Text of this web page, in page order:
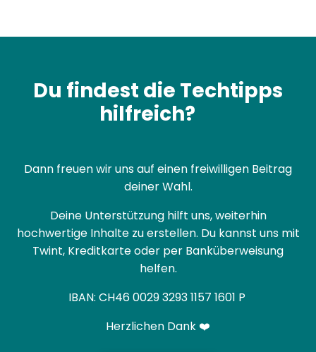
Du findest die Techtipps
hilfreich?
Dann freuen wir uns auf einen freiwilligen Beitrag
deiner Wahl.
Deine Unterstützung hilft uns, weiterhin
hochwertige Inhalte zu erstellen. Du kannst uns mit
Twint, Kreditkarte oder per Banküberweisung
helfen.
IBAN: CH46 0029 3293 1157 1601 P
Herzlichen Dank ❤️